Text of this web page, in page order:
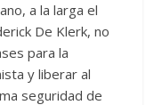
a la larga el
De Klerk, no
para la
y liberar al
seguridad de